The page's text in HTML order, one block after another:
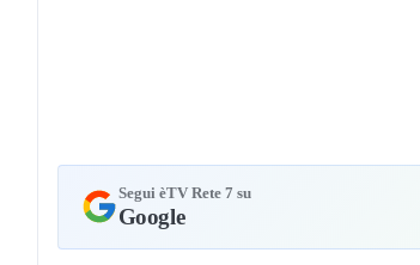
Segui èTV Rete 7 su
Google